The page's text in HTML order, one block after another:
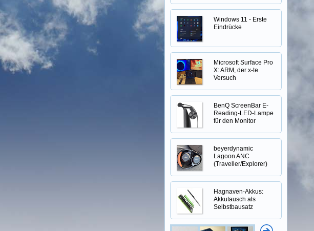
Windows 11 - Erste
Eindrücke
Microsoft Surface Pro
X: ARM, der x-te
Versuch
BenQ ScreenBar E-
Reading-LED-Lampe
für den Monitor
beyerdynamic
Lagoon ANC
(Traveller/Explorer)
Hagnaven-Akkus:
Akkutausch als
Selbstbausatz